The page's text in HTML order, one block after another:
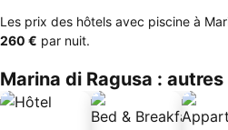
Les prix des hôtels avec piscine à
‎260 € par nuit.
Marina di Ragusa :